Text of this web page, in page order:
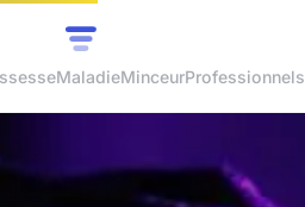
MaladieMinceurProfessionnels